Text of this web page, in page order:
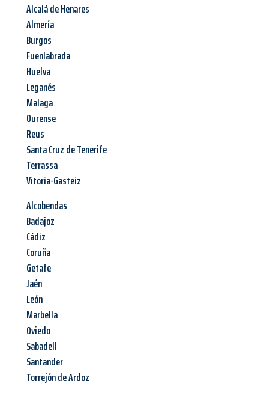
Alcalá de Henares
Almería
Burgos
Fuenlabrada
Huelva
Leganés
Malaga
Ourense
Reus
Santa Cruz de Tenerife
Terrassa
Vitoria-Gasteiz
Alcobendas
Badajoz
Cádiz
Coruña
Getafe
Jaén
León
Marbella
Oviedo
Sabadell
Santander
Torrejón de Ardoz